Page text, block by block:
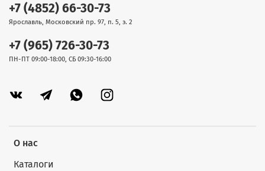
О нас
Каталоги
+7 (4852) 66-30-73
Ярославль, Московский пр. 97, п. 5, э. 2
+7 (965) 726-30-73
ПН-ПТ 09:00-18:00, СБ 09:30-16:00